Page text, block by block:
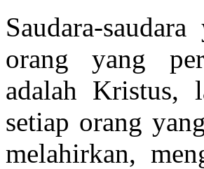
Saudara-
orang yang
adalah Kristus,
setiap orang
melahirkan,